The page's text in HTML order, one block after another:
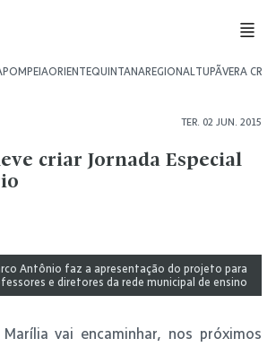
POMPEIAORIENTEQUINTANAREGIONALTUPÃVERA CRUZ
TER. 02 JUN. 2015
criar Jornada Especial
Antônio faz a apresentação do projeto para
e diretores da rede municipal de ensino
vai encaminhar, nos próximos